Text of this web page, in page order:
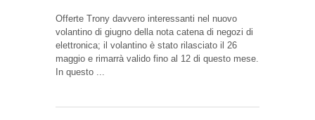
Offerte Trony davvero interessanti nel nuovo
volantino di giugno della nota catena di negozi di
elettronica; il volantino è stato rilasciato il 26
maggio e rimarrà valido fino al 12 di questo mese.
In questo ...